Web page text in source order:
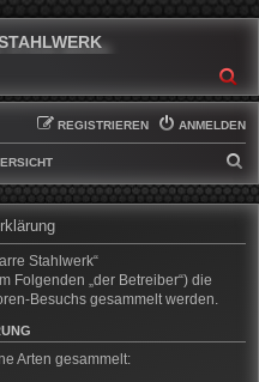
ANMELDEN
REGISTRIEREN
U
H
Stahlwerk“
Folgenden „der Betreiber“) die
Besuchs gesammelt werden.
Arten gesammelt: